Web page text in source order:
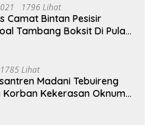
1796 Lihat
Camat Bintan Pesisir
Tambang Boksit Di Pulau
1785 Lihat
Madani Tebuireng
Korban Kekerasan Oknum